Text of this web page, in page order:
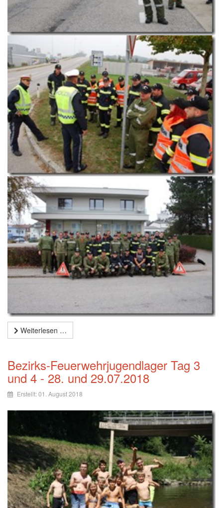
Weiterlesen …
Bezirks-Feuerwehrjugendlager Tag 3
und 4 - 28. und 29.07.2018
Erstellt: 01. August 2018